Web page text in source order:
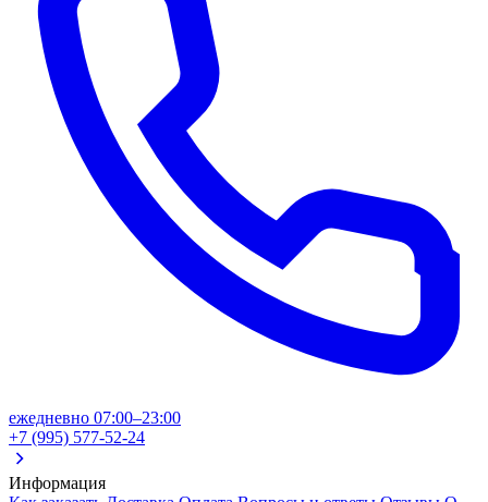
ежедневно 07:00–23:00
+7 (995) 577-52-24
Информация